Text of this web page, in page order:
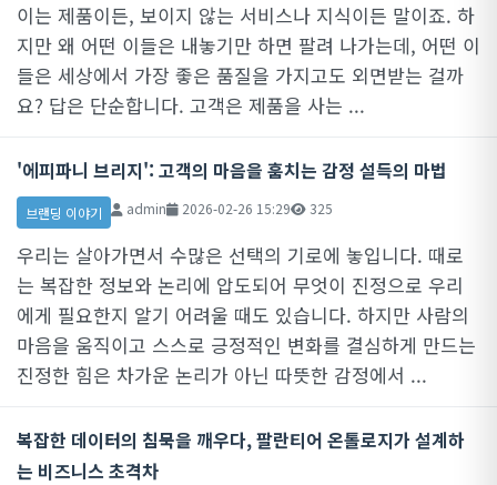
이는 제품이든, 보이지 않는 서비스나 지식이든 말이죠. 하
지만 왜 어떤 이들은 내놓기만 하면 팔려 나가는데, 어떤 이
들은 세상에서 가장 좋은 품질을 가지고도 외면받는 걸까
요? 답은 단순합니다. 고객은 제품을 사는 ...
'에피파니 브리지': 고객의 마음을 훔치는 감정 설득의 마법
브랜딩 이야기 admin 2026-02-26 15:29 325
우리는 살아가면서 수많은 선택의 기로에 놓입니다. 때로
는 복잡한 정보와 논리에 압도되어 무엇이 진정으로 우리
에게 필요한지 알기 어려울 때도 있습니다. 하지만 사람의
마음을 움직이고 스스로 긍정적인 변화를 결심하게 만드는
진정한 힘은 차가운 논리가 아닌 따뜻한 감정에서 ...
복잡한 데이터의 침묵을 깨우다, 팔란티어 온톨로지가 설계하
는 비즈니스 초격차